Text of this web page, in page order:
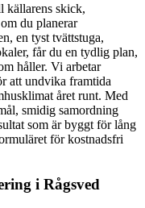
källarens skick,
du planerar
en tyst tvättstuga,
får du en tydlig plan,
håller. Vi arbetar
att undvika framtida
året runt. Med
smidig samordning
som är byggt för lång
för kostnadsfri
i Rågsved